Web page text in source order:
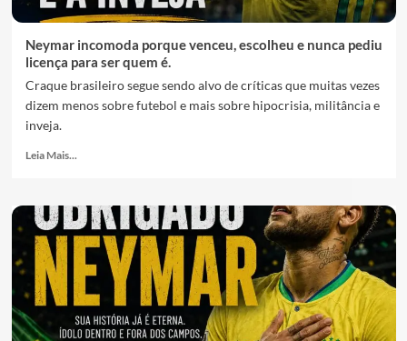
Neymar incomoda porque venceu, escolheu e nunca pediu
licença para ser quem é.
Craque brasileiro segue sendo alvo de críticas que muitas vezes
dizem menos sobre futebol e mais sobre hipocrisia, militância e
inveja.
Leia Mais...